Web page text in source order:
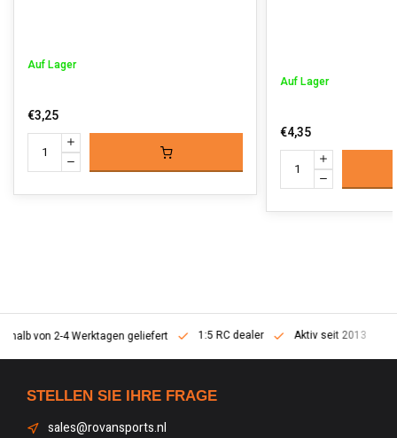
Auf Lager
€3,25
Auf Lager
€4,35
von 2-4 Werktagen geliefert 1:5 RC dealer Aktiv seit 2013
STELLEN SIE IHRE FRAGE
sales@rovansports.nl